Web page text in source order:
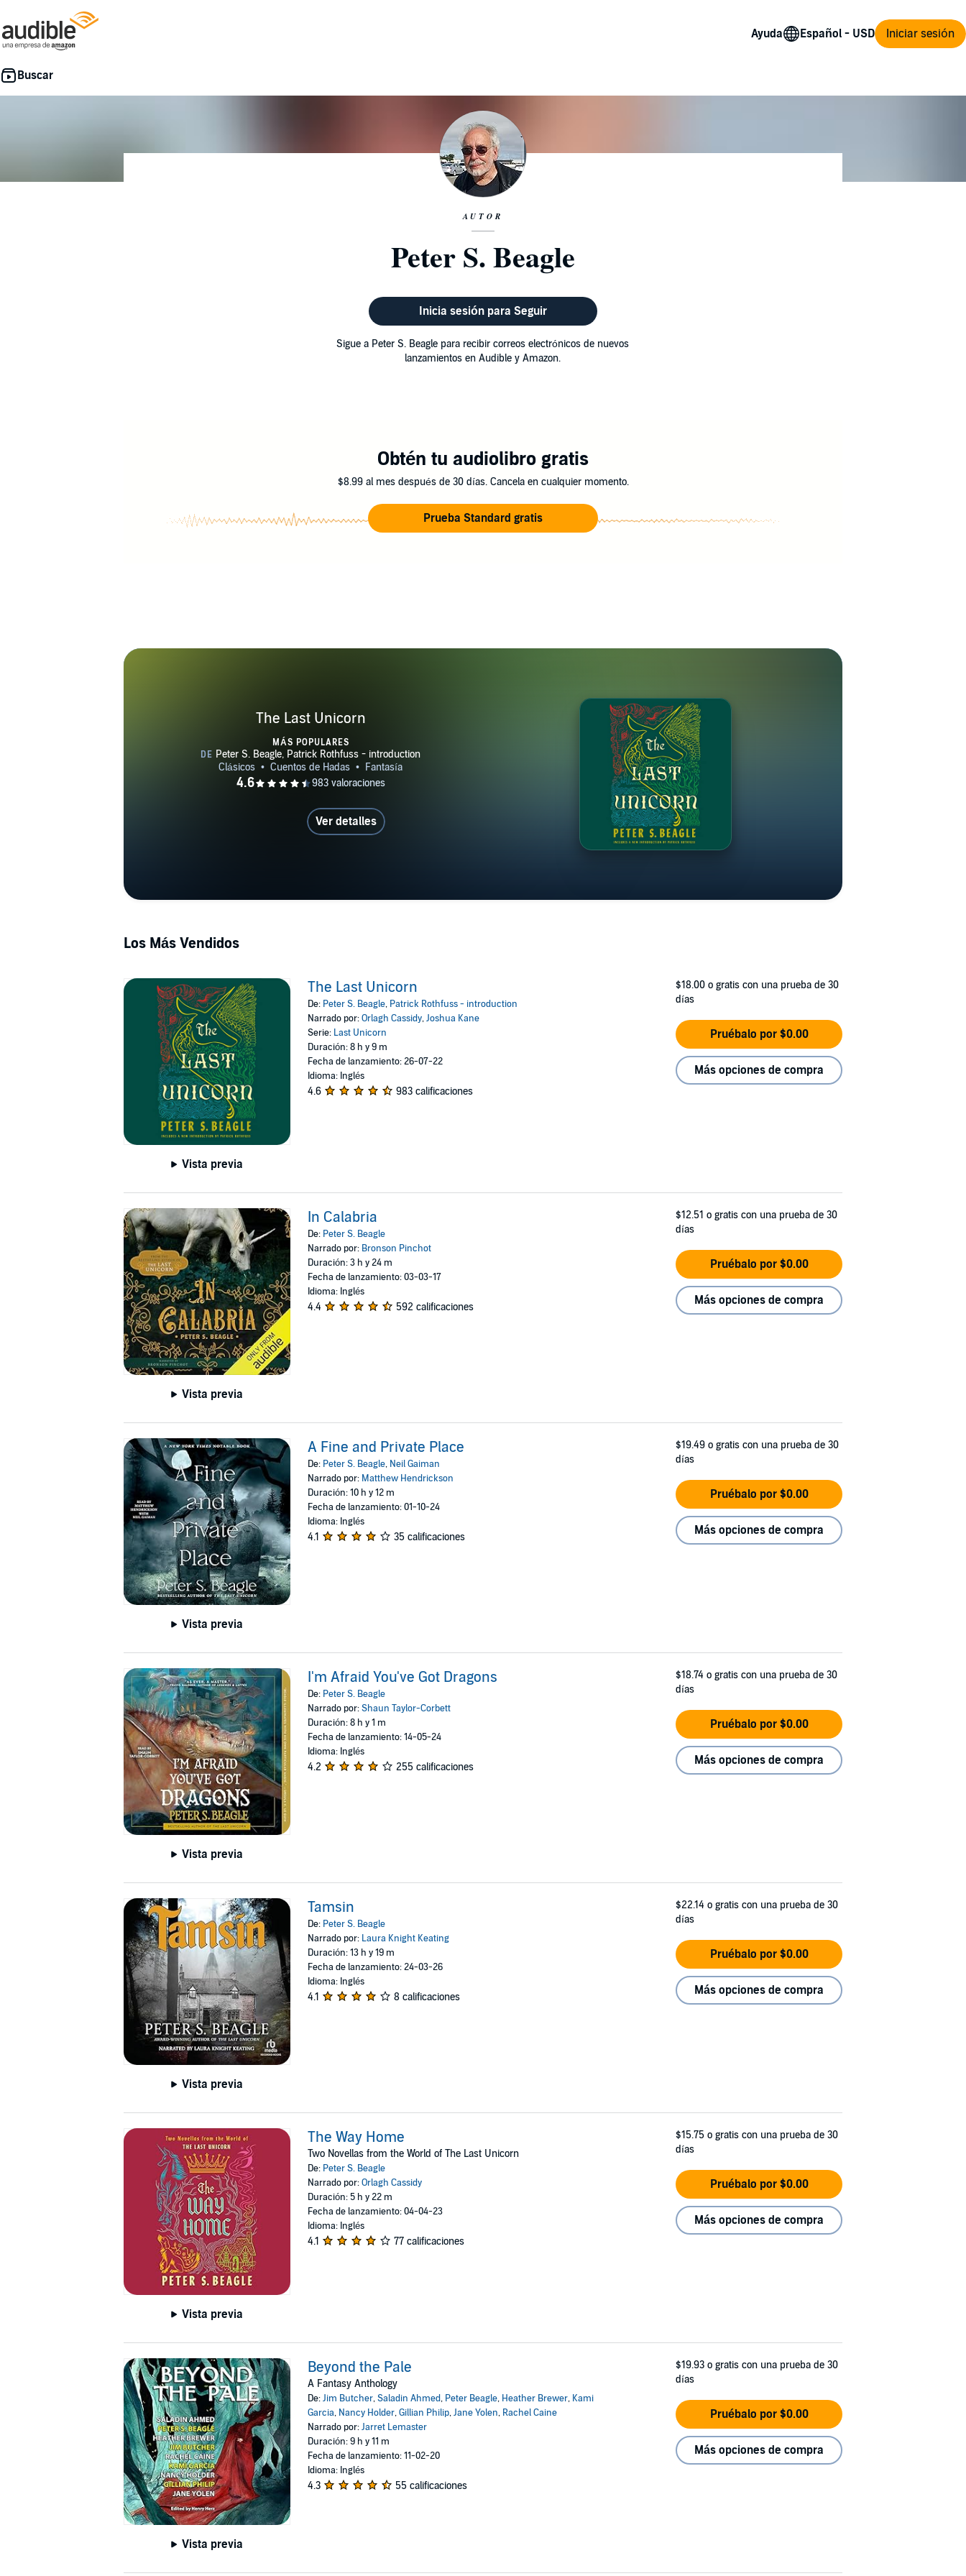
Ayuda Iniciar sesión
AUTOR
Peter S. Beagle
Inicia sesión para Seguir
Sigue a Peter S. Beagle para recibir correos electrónicos de nuevos
lanzamientos en Audible y Amazon.
Obtén tu audiolibro gratis
$8.99 al mes después de 30 días. Cancela en cualquier momento.
Prueba Standard gratis
The Last Unicorn
MÁS POPULARES
Ver detalles
Los Más Vendidos
Vista previa
The Last Unicorn
De: Peter S. Beagle, Patrick Rothfuss - introduction
Narrado por:Orlagh Cassidy,Joshua Kane
Serie: Last Unicorn
Duración: 8 h y 9 m
Fecha de lanzamiento: 26-07-22
Idioma: Inglés
4.6 983 calificaciones
$18.00 o gratis con una prueba de 30
días
Pruébalo por $0.00
Más opciones de compra
Vista previa
In Calabria
De: Peter S. Beagle
Narrado por: Bronson Pinchot
Duración: 3 h y 24 m
Fecha de lanzamiento: 03-03-17
Idioma: Inglés
4.4 592 calificaciones
$12.51 o gratis con una prueba de 30
días
Pruébalo por $0.00
Más opciones de compra
Vista previa
A Fine and Private Place
De: Peter S. Beagle, Neil Gaiman
Narrado por: Matthew Hendrickson
Duración: 10 h y 12 m
Fecha de lanzamiento: 01-10-24
Idioma: Inglés
4.1 35 calificaciones
$19.49 o gratis con una prueba de 30
días
Pruébalo por $0.00
Más opciones de compra
Vista previa
I'm Afraid You've Got Dragons
De: Peter S. Beagle
Narrado por:Shaun Taylor-Corbett
Duración: 8 h y 1 m
Fecha de lanzamiento: 14-05-24
Idioma: Inglés
4.2 255 calificaciones
$18.74 o gratis con una prueba de 30
días
Pruébalo por $0.00
Más opciones de compra
Vista previa
Tamsin
De: Peter S. Beagle
Narrado por: Laura Knight Keating
Duración: 13 h y 19 m
Fecha de lanzamiento: 24-03-26
Idioma: Inglés
4.1 8 calificaciones
$22.14 o gratis con una prueba de 30
días
Pruébalo por $0.00
Más opciones de compra
Vista previa
The Way Home
Two Novellas from the World of The Last Unicorn
De: Peter S. Beagle
Narrado por:Orlagh Cassidy
Duración: 5 h y 22 m
Fecha de lanzamiento: 04-04-23
Idioma: Inglés
4.1 77 calificaciones
$15.75 o gratis con una prueba de 30
días
Pruébalo por $0.00
Más opciones de compra
Vista previa
Beyond the Pale
A Fantasy Anthology
De:Jim Butcher,Saladin Ahmed, Peter Beagle, Heather Brewer, Kami
Garcia, Nancy Holder,Gillian Philip,Jane Yolen, Rachel Caine
Narrado por:Jarret Lemaster
Duración: 9 h y 11 m
Fecha de lanzamiento: 11-02-20
Idioma: Inglés
4.3 55 calificaciones
$19.93 o gratis con una prueba de 30
días
Pruébalo por $0.00
Más opciones de compra